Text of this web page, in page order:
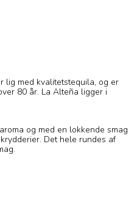
lig med kvalitetstequila, og er
80 år. La Alteña ligger i
og med en lokkende smag
Det hele rundes af